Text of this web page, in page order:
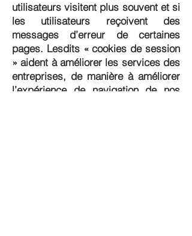
utilisateurs visitent plus souvent et si
les utilisateurs reçoivent des
messages d’erreur de certaines
pages. Lesdits « cookies de session
» aident à améliorer les services des
entreprises, de manière à améliorer
l’expérience de navigation de nos